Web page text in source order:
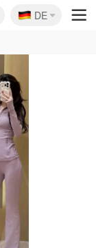
🇩🇪
DE